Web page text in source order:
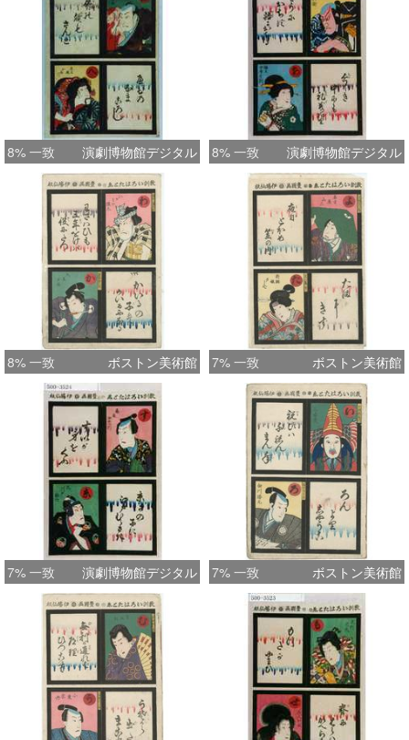
8% 一致 演劇博物館デジタル 8% 一致 演劇博物館デジタル
8% 一致 ボストン美術館 7% 一致 ボストン美術館
7% 一致 演劇博物館デジタル 7% 一致 ボストン美術館